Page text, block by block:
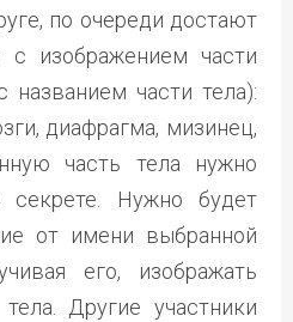
по очереди достают
с изображением части
названием части тела):
диафрагма, мизинец,
часть тела нужно
секрете. Нужно будет
от имени выбранной
его, изображать
Другие участники